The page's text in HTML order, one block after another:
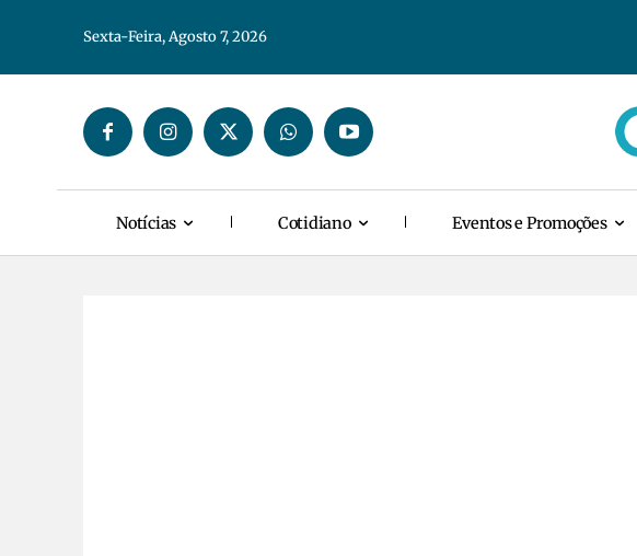
Sexta-Feira, Agosto 7, 2026
Notícias Cotidiano Eventos e Promoções